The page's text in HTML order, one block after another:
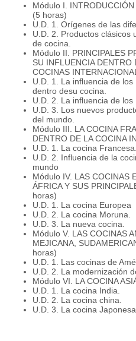
Módulo I. INTRODUCCIÓN
(5 horas)
U.D. 1. Orígenes de las
U.D. 2. Productos clásicos
de cocina.
Módulo II. PRINCIPALES
SU INFLUENCIA DENTRO
COCINAS
U.D. 1. La influencia de
dentro desu cocina.
U.D. 2. La influencia de
U.D. 3. Los nuevos
del mundo.
Módulo III. LA COCINA
DENTRO DE LA COCINA
U.D. 1. La cocina Francesa.
U.D. 2. Influencia de la
mundo
Módulo IV. LAS COCINAS
ÁFRICA Y SUS
horas)
U.D. 1. La cocina Europea
U.D. 2. La cocina Moruna.
U.D. 3. La nueva cocina.
Módulo V. LAS COCINAS
MEJICANA,
horas)
U.D. 1. Las cocinas de
U.D. 2. La modernización
Módulo VI. LA COCINA
U.D. 1. La cocina India.
U.D. 2. La cocina china.
U.D. 3. La cocina Japonesa.